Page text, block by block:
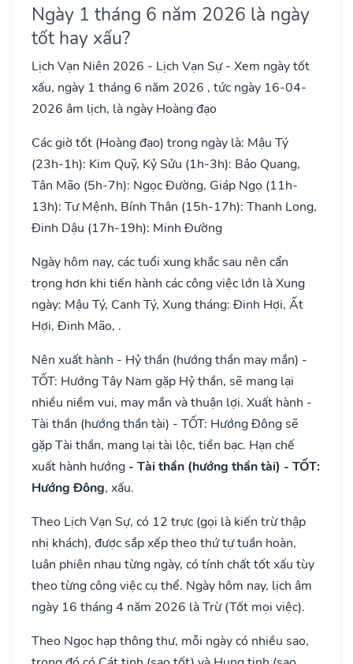
Ngày 1 tháng 6 năm 2026 là ngày
tốt hay xấu?
Lịch Vạn Niên 2026 - Lịch Vạn Sự - Xem ngày tốt
xấu, ngày 1 tháng 6 năm 2026 , tức ngày 16-04-
2026 âm lịch, là ngày Hoàng đạo
Các giờ tốt (Hoàng đạo) trong ngày là: Mậu Tý
(23h-1h): Kim Quỹ, Kỷ Sửu (1h-3h): Bảo Quang,
Tân Mão (5h-7h): Ngọc Đường, Giáp Ngọ (11h-
13h): Tư Mệnh, Bính Thân (15h-17h): Thanh Long,
Đinh Dậu (17h-19h): Minh Đường
Ngày hôm nay, các tuổi xung khắc sau nên cẩn
trọng hơn khi tiến hành các công việc lớn là Xung
ngày: Mậu Tý, Canh Tý, Xung tháng: Đinh Hợi, Ất
Hợi, Đinh Mão, .
Nên xuất hành - Hỷ thần (hướng thần may mắn) -
TỐT: Hướng Tây Nam gặp Hỷ thần, sẽ mang lại
nhiều niềm vui, may mắn và thuận lợi. Xuất hành -
Tài thần (hướng thần tài) - TỐT: Hướng Đông sẽ
gặp Tài thần, mang lại tài lộc, tiền bạc. Hạn chế
xuất hành hướng - Tài thần (hướng thần tài) - TỐT:
Hướng Đông, xấu.
Theo Lịch Vạn Sự, có 12 trực (gọi là kiến trừ thập
nhị khách), được sắp xếp theo thứ tự tuần hoàn,
luân phiên nhau từng ngày, có tính chất tốt xấu tùy
theo từng công việc cụ thể. Ngày hôm nay, lịch âm
ngày 16 tháng 4 năm 2026 là Trừ (Tốt mọi việc).
Theo Ngọc hạp thông thư, mỗi ngày có nhiều sao,